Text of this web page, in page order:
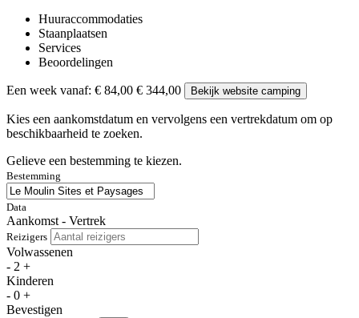
Huuraccommodaties
Staanplaatsen
Services
Beoordelingen
Een week vanaf: € 84,00 € 344,00 Bekijk website camping
Kies een aankomstdatum en vervolgens een vertrekdatum om op
beschikbaarheid te zoeken.
Gelieve een bestemming te kiezen.
Bestemming
Data
Aankomst - Vertrek
Reizigers
Volwassenen
- 2 +
Kinderen
- 0 +
Bevestigen